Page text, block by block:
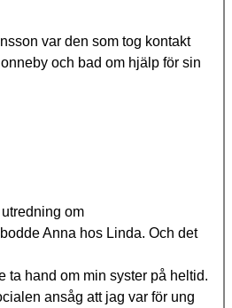
var den som tog kontakt
och bad om hjälp för sin
om
Anna hos Linda. Och det
ta hand om min syster på heltid.
ansåg att jag var för ung